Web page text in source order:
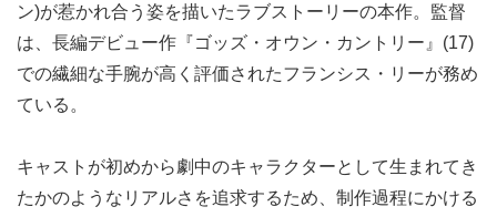
ン)が惹かれ合う姿を描いたラブストーリーの本作。監督
は、長編デビュー作『ゴッズ・オウン・カントリー』(17)
での繊細な手腕が高く評価されたフランシス・リーが務め
ている。
キャストが初めから劇中のキャラクターとして生まれてき
たかのようなリアルさを追求するため、制作過程にかける